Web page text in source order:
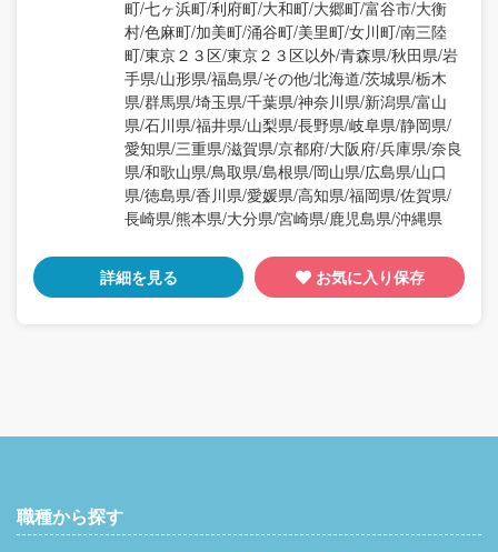
町/七ヶ浜町/利府町/大和町/大郷町/富谷市/大衡
村/色麻町/加美町/涌谷町/美里町/女川町/南三陸
町/東京２３区/東京２３区以外/青森県/秋田県/岩
手県/山形県/福島県/その他/北海道/茨城県/栃木
県/群馬県/埼玉県/千葉県/神奈川県/新潟県/富山
県/石川県/福井県/山梨県/長野県/岐阜県/静岡県/
愛知県/三重県/滋賀県/京都府/大阪府/兵庫県/奈良
県/和歌山県/鳥取県/島根県/岡山県/広島県/山口
県/徳島県/香川県/愛媛県/高知県/福岡県/佐賀県/
長崎県/熊本県/大分県/宮崎県/鹿児島県/沖縄県
詳細を見る お気に入り保存
職種から探す